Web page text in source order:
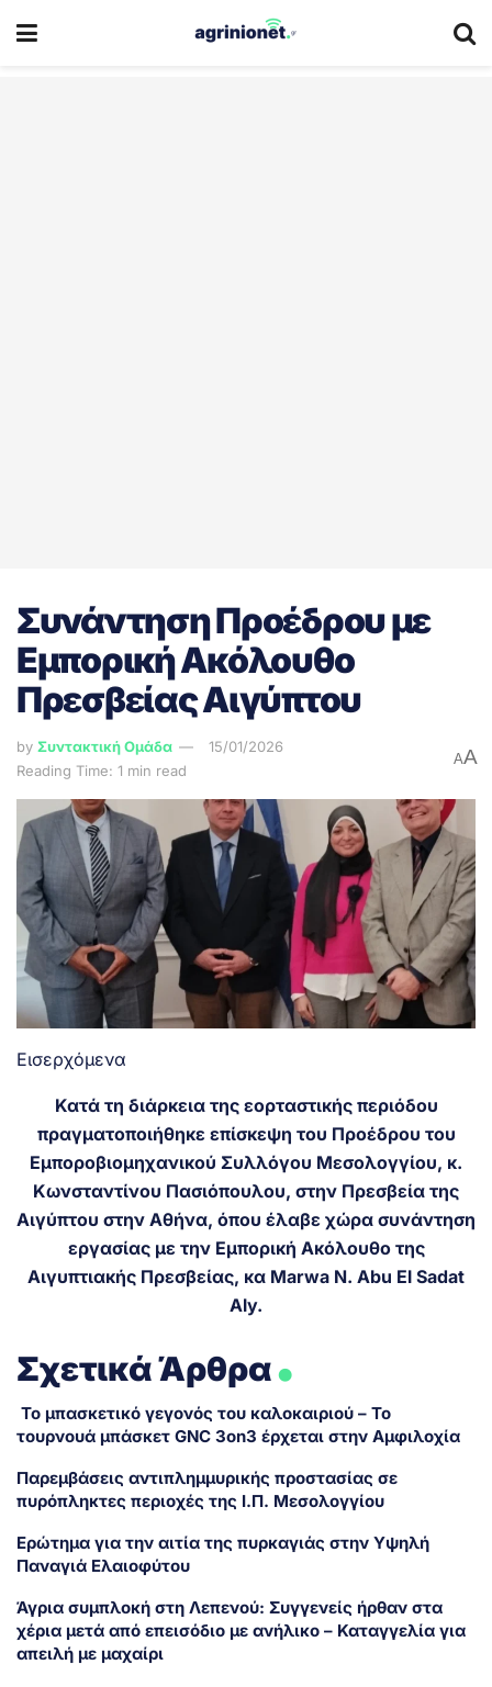
Συνάντηση Προέδρου με
Εμπορική Ακόλουθο
Πρεσβείας Αιγύπτου
by Συντακτική Ομάδα
15/01/2026
Reading Time: 1 min read
AA
Εισερχόμενα
Κατά τη διάρκεια της εορταστικής περιόδου
πραγματοποιήθηκε επίσκεψη του Προέδρου του
Εμποροβιομηχανικού Συλλόγου Μεσολογγίου, κ.
Κωνσταντίνου Πασιόπουλου, στην Πρεσβεία της
Αιγύπτου στην Αθήνα, όπου έλαβε χώρα συνάντηση
εργασίας με την Εμπορική Ακόλουθο της
Αιγυπτιακής Πρεσβείας, κα Marwa N. Abu El Sadat
Aly.
Σχετικά Άρθρα.
Το μπασκετικό γεγονός του καλοκαιριού – Το
τουρνουά μπάσκετ GNC 3on3 έρχεται στην Αμφιλοχία
Παρεμβάσεις αντιπλημμυρικής προστασίας σε
πυρόπληκτες περιοχές της Ι.Π. Μεσολογγίου
Ερώτημα για την αιτία της πυρκαγιάς στην Υψηλή
Παναγιά Ελαιοφύτου
Άγρια συμπλοκή στη Λεπενού: Συγγενείς ήρθαν στα
χέρια μετά από επεισόδιο με ανήλικο – Καταγγελία για
απειλή με μαχαίρι